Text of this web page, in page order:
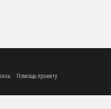
Помощь проекту